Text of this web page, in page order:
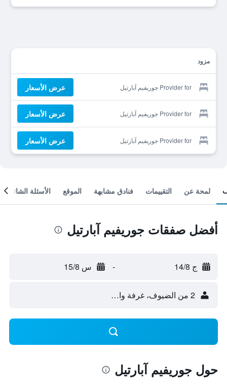
مزود
Provider for جوريفيم آبارتيل عرض الأسعار
Provider for جوريفيم آبارتيل عرض الأسعار
Provider for جوريفيم آبارتيل عرض الأسعار
لمحة عن التقييمات فنادق مشابهة الموقع الأسئلة الشائعة
أفضل صفقات جوريفيم آبارتيل
ج 14/8 - س 15/8
2 من الضيوف، غرفة واحدة
حول جوريفيم آبارتيل